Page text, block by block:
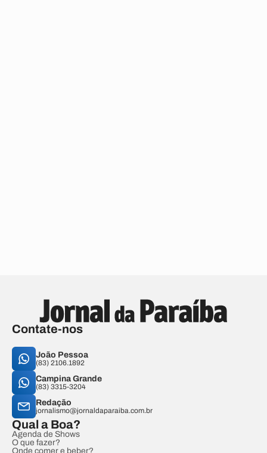
Contate-nos
João Pessoa
(83) 2106.1892
Campina Grande
(83) 3315-3204
Redação
jornalismo@jornaldaparaiba.com.br
Qual a Boa?
Agenda de Shows
O que fazer?
Onde comer e beber?